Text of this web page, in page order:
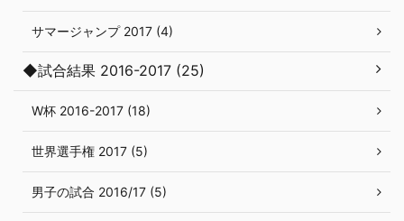
サマージャンプ 2017 (4)
◆試合結果 2016-2017 (25)
W杯 2016-2017 (18)
世界選手権 2017 (5)
男子の試合 2016/17 (5)